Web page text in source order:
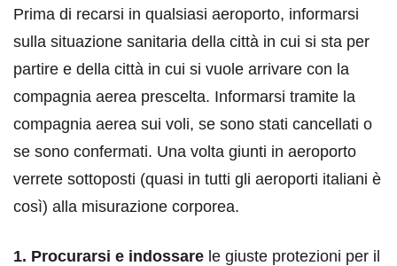
Prima di recarsi in qualsiasi aeroporto, informarsi
sulla situazione sanitaria della città in cui si sta per
partire e della città in cui si vuole arrivare con la
compagnia aerea prescelta. Informarsi tramite la
compagnia aerea sui voli, se sono stati cancellati o
se sono confermati. Una volta giunti in aeroporto
verrete sottoposti (quasi in tutti gli aeroporti italiani è
così) alla misurazione corporea.
1. Procurarsi e indossare le giuste protezioni per il